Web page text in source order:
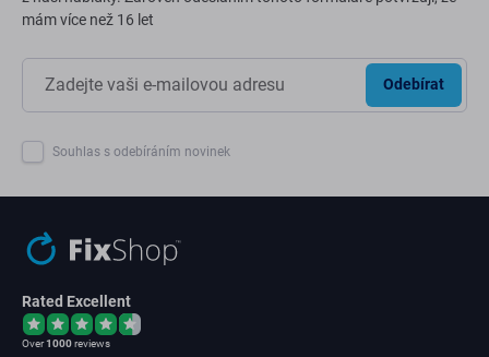
mám více než 16 let
Odebírat
Souhlas s odebíráním novinek
Rated Excellent
Over1000reviews